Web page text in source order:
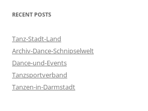
r
h
f
o
r
:
RECENT POSTS
Tanz-Stadt-Land
Archiv-Dance-Schnipselwelt
Dance-und-Events
Tanzsportverband
Tanzen-in-Darmstadt